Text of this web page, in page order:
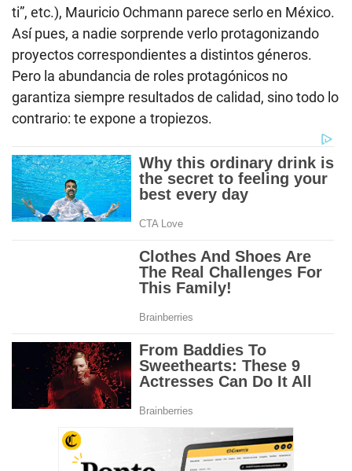
ti”, etc.), Mauricio Ochmann parece serlo en México.
Así pues, a nadie sorprende verlo protagonizando
proyectos correspondientes a distintos géneros.
Pero la abundancia de roles protagónicos no
garantiza siempre resultados de calidad, sino todo lo
contrario: te expone a tropiezos.